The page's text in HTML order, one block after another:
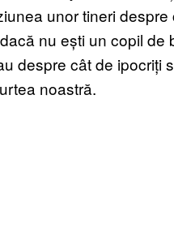
unor tineri
nu ești un copil
despre cât de ipocriți
noastră.